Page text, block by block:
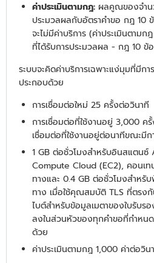
ค่าประเมินตามกฎ: ผลคูณของจำน
ประมวลผลกับอัตราคำขอ กฎ 10
จะไม่มีค่าบริการ (ค่าประเมินตาม
ที่ได้รับการประมวลผล - กฎ 10 ข้
ระบบจะคิดค่าบริการเฉพาะแง่มุมที่มีก
ประกอบด้วย
การเชื่อมต่อใหม่ 25 ครั้งต่อวินาที
การเชื่อมต่อที่ใช้งานอยู่ 3,000 ค
เชื่อมต่อที่ใช้งานอยู่ต่อนาทีขณะมีก
1 GB ต่อชั่วโมงสำหรับอินสแตนซ์
Compute Cloud (EC2), คอนเท
ทางและ 0.4 GB ต่อชั่วโมงสำห
ทาง เมื่อใช้คุณสมบัติ TLS ที่ตรง
ไบต์สําหรับข้อมูลเมตาของใบรับ
ลงในส่วนหัวของทุกคําขอที่กําหน
ด้วย
ค่าประเมินตามกฎ 1,000 ค่าต่อวิน